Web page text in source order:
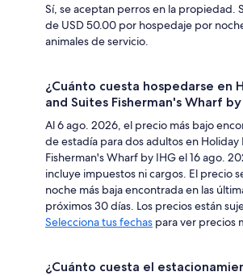
Sí, se aceptan perros en la propiedad.
de USD 50.00 por hospedaje por
animales de servicio.
¿Cuánto cuesta hospedarse en
and Suites Fisherman's Wharf by
Al 6 ago. 2026, el precio más bajo
de estadía para dos adultos en Holiday
Fisherman's Wharf by IHG el 16 ago.
incluye impuestos ni cargos. El precio
noche más baja encontrada en las
próximos 30 días. Los precios están
Selecciona tus fechas para ver precios
¿Cuánto cuesta el